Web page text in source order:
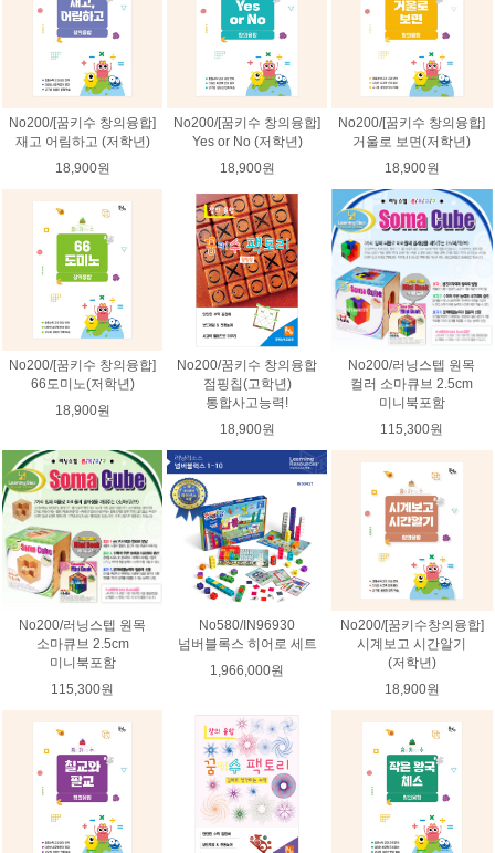
No200/[꿈키수 창의융합]
재고 어림하고 (저학년)
18,900원
No200/[꿈키수 창의융합]
Yes or No (저학년)
18,900원
No200/[꿈키수 창의융합]
거울로 보면(저학년)
18,900원
No200/[꿈키수 창의융합]
66도미노(저학년)
18,900원
No200/꿈키수 창의융합
점핑칩(고학년)
통합사고능력!
18,900원
No200/러닝스텝 원목
컬러 소마큐브 2.5cm
미니북포함
115,300원
No200/러닝스텝 원목
소마큐브 2.5cm
미니북포함
115,300원
No580/IN96930
넘버블록스 히어로 세트
1,966,000원
No200/[꿈키수창의융합]
시계보고 시간알기
(저학년)
18,900원